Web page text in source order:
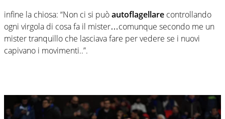
infine la chiosa: “Non ci si puòautoflagellare controllando
ogni virgola di cosa fa il mister…comunque secondo me un
mister tranquillo che lasciava fare per vedere se i nuovi
capivano i movimenti..”.